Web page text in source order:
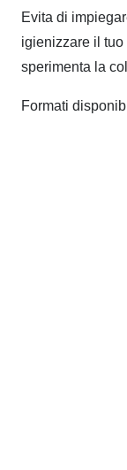
Evita di
igienizzare il tuo
sperimenta la
Formati